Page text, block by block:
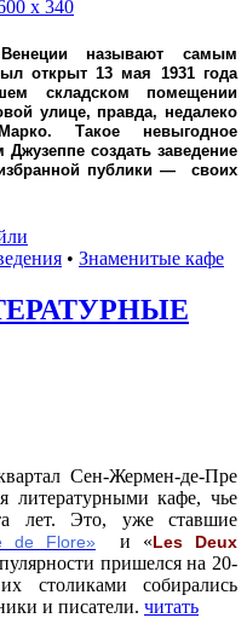
называют самым
открыт 13 мая 1931 года
складском помещении
улице, правда, недалеко
Такое невыгодное
создать заведение
публики — своих
• Знаменитые кафе
Сен-Жермен-де-Пре
литературными кафе, чье
лет. Это, уже ставшие
de Flore» и «Les Deux
пришелся на 20-
столиками собирались
и писатели. читать